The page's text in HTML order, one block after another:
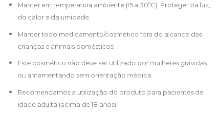
Manter em temperatura ambiente (15 a 30ºC). Proteger da luz,
do calor e da umidade.
Manter todo medicamento/cosmético fora do alcance das
crianças e animais domésticos.
Este cosmético não deve ser utilizado por mulheres grávidas
ou amamentando sem orientação médica.
Recomendamos a utilização do produto para pacientes de
idade adulta (acima de 18 anos).